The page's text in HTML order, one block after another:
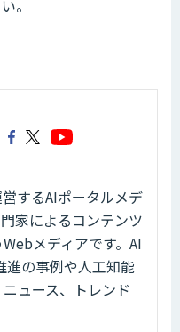
。
するAIポータルメデ
家によるコンテンツ
メディアです。AI
進の事例や人工知能
ュース、トレンド